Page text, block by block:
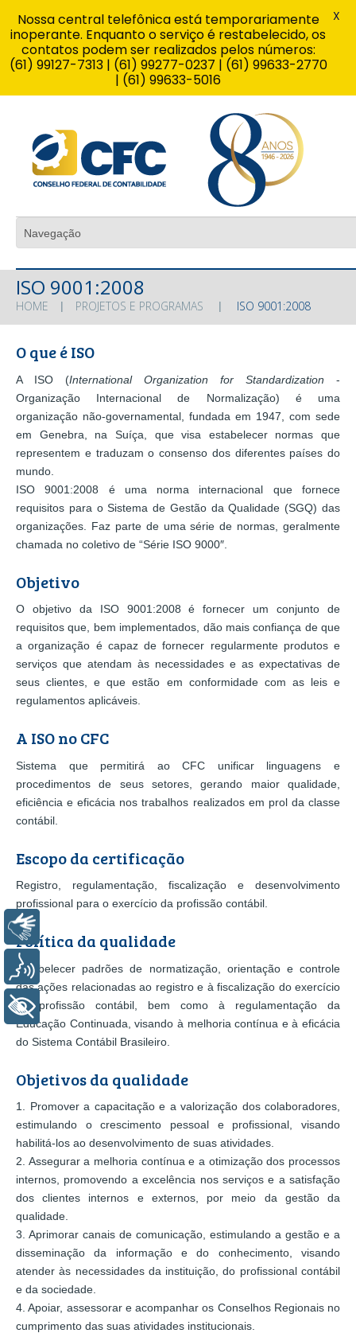
ISO 9001:2008
HOME PROJETOS E PROGRAMAS ISO 9001:2008
O que é ISO
A ISO (International Organization for Standardization -
Organização Internacional de Normalização) é uma
organização não-governamental, fundada em 1947, com sede
em Genebra, na Suíça, que visa estabelecer normas que
representem e traduzam o consenso dos diferentes países do
mundo.
ISO 9001:2008 é uma norma internacional que fornece
requisitos para o Sistema de Gestão da Qualidade (SGQ) das
organizações. Faz parte de uma série de normas, geralmente
chamada no coletivo de “Série ISO 9000″.
Objetivo
O objetivo da ISO 9001:2008 é fornecer um conjunto de
requisitos que, bem implementados, dão mais confiança de que
a organização é capaz de fornecer regularmente produtos e
serviços que atendam às necessidades e as expectativas de
seus clientes, e que estão em conformidade com as leis e
regulamentos aplicáveis.
A ISO no CFC
Sistema que permitirá ao CFC unificar linguagens e
procedimentos de seus setores, gerando maior qualidade,
eficiência e eficácia nos trabalhos realizados em prol da classe
contábil.
Escopo da certificação
Registro, regulamentação, fiscalização e desenvolvimento
profissional para o exercício da profissão contábil.
Política da qualidade
Estabelecer padrões de normatização, orientação e controle
das ações relacionadas ao registro e à fiscalização do exercício
da profissão contábil, bem como à regulamentação da
Educação Continuada, visando à melhoria contínua e à eficácia
do Sistema Contábil Brasileiro.
Objetivos da qualidade
1. Promover a capacitação e a valorização dos colaboradores,
estimulando o crescimento pessoal e profissional, visando
habilitá-los ao desenvolvimento de suas atividades.
2. Assegurar a melhoria contínua e a otimização dos processos
internos, promovendo a excelência nos serviços e a satisfação
dos clientes internos e externos, por meio da gestão da
qualidade.
3. Aprimorar canais de comunicação, estimulando a gestão e a
disseminação da informação e do conhecimento, visando
atender às necessidades da instituição, do profissional contábil
e da sociedade.
4. Apoiar, assessorar e acompanhar os Conselhos Regionais no
cumprimento das suas atividades institucionais.
Nossa central telefônica está temporariamente
inoperante. Enquanto o serviço é restabelecido, os
contatos podem ser realizados pelos números:
(61) 99127-7313 | (61) 99277-0237 | (61) 99633-2770
| (61) 99633-5016
X
Voz
+ Acessibilidade